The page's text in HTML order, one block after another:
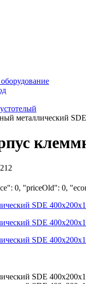
металлический
0, "priceOld": 0,